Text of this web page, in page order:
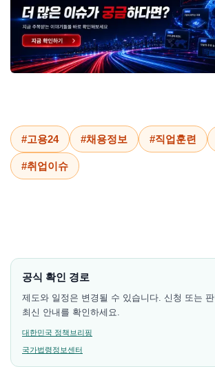
#고용24 #채용정보 #직업훈련
#취업이슈
공식 확인 경로
제도와 일정은 변경될 수 있습니다. 신청 또는
최신 안내를 확인하세요.
대한민국 정책브리핑
국가법령정보센터